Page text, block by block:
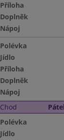
Příloha
Doplněk
Nápoj
Polévka
Jídlo
Příloha
Doplněk
Nápoj
Chod
Polévka
Jídlo